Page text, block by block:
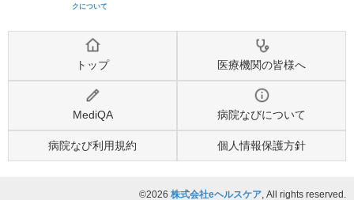
クについて
トップ 医療機関の皆様へ
MediQA 病院なびについて
病院なび利用規約 個人情報保護方針
©2026 株式会社eヘルスケア, All rights reserved.